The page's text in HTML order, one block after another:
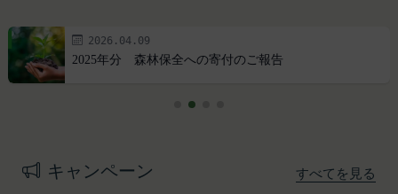
2026.04.09
2025年分 森林保全への寄付のご報告
キャンペーン すべてを見る
プライバシーポリシー
の保護に関する法律、その他関連する法令等を遵守
するとともに、以下の方針に沿ってお客様からお預
利用規約
用規約（以下「本規約」といいます。）を下記の通
り定めます。
Amazonギフト券
ト券番号を贈ります。
有効期限は発行から10年です。